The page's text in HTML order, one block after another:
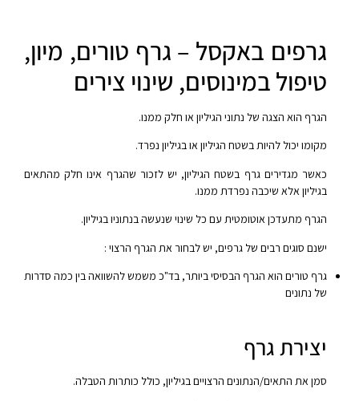
גרפים באקסל – גרף טורים, מיון,
טיפול במינוסים, שינוי צירים
הגרף הוא הצגה של נתוני הגיליון או חלק ממנו.
מקומו יכול להיות בשטח הגיליון או בגיליון נפרד.
כאשר מגדירים גרף בשטח הגיליון, יש לזכור שהגרף אינו חלק מהתאים
בגיליון אלא שיכבה נפרדת ממנו.
הגרף מתעדכן אוטומטית עם כל שינוי שנעשה בנתוניו בגיליון.
ישנם סוגים רבים של גרפים, יש לבחור את הגרף הרצוי :
גרף טורים הוא הגרף הבסיסי ביותר, בד"כ משמש להשוואה בין כמה סדרות
של נתונים
יצירת גרף
סמן את התאים/הנתונים הרצויים בגיליון, כולל כותרות הטבלה.